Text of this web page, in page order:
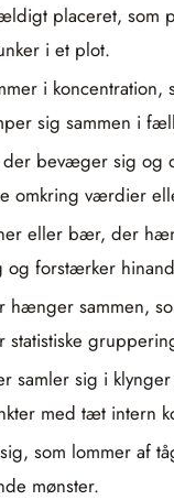
placeret,
i et plot.
i
sig sammen i
bevæger sig
omkring værdier
eller bær, der
forstærker
sammen,
samler sig i
med tæt intern
som lommer af
mønster.